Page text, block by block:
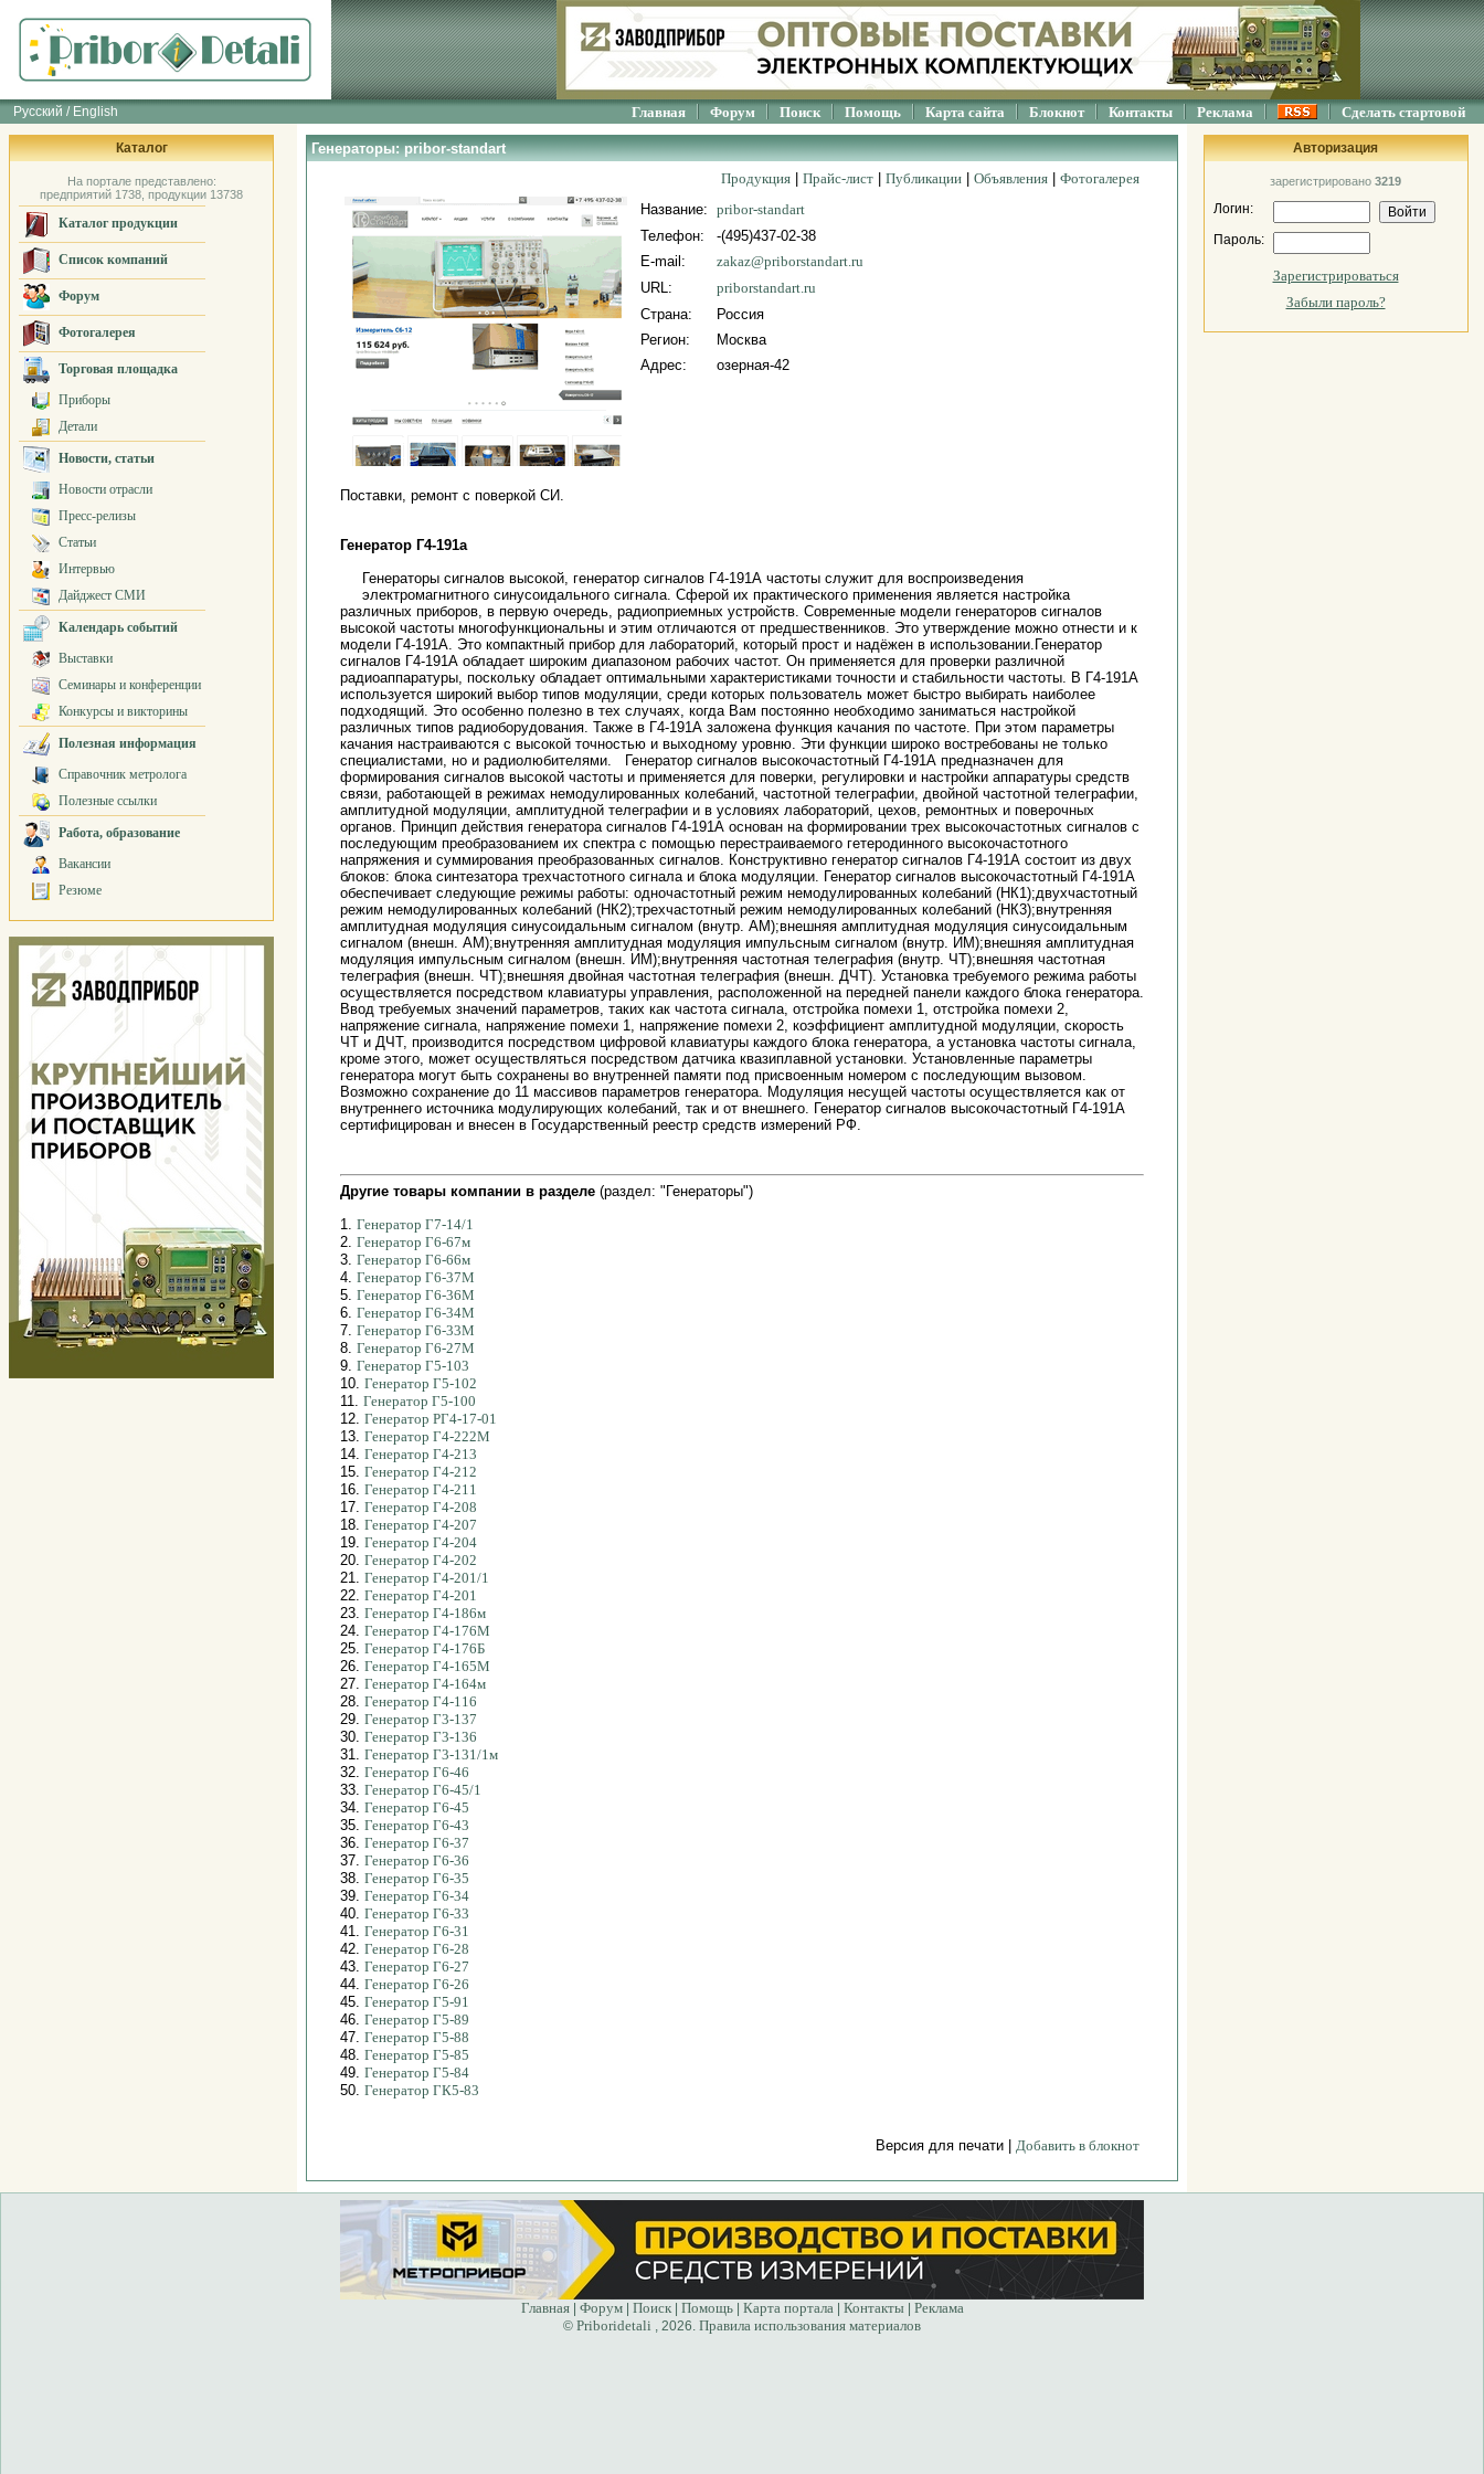
Русский / English Главная Форум Поиск Помощь Карта сайта Блокнот Контакты Реклама Сделать стартовой
Каталог
На портале представлено:
предприятий 1738, продукции 13738
Каталог продукции
Список компаний
Форум
Фотогалерея
Торговая площадка
Приборы
Детали
Новости, статьи
Новости отрасли
Пресс-релизы
Статьи
Интервью
Дайджест СМИ
Календарь событий
Выставки
Семинары и конференции
Конкурсы и викторины
Полезная информация
Справочник метролога
Полезные ссылки
Работа, образование
Вакансии
Резюме
Генераторы: pribor-standart
Продукция
Прайс-лист Публикации Объявления
Фотогалерея
Название: pribor-standart
Телефон:
-(495)437-02-38
E-mail:
zakaz@priborstandart.ru
URL:
priborstandart.ru
Страна:
Россия
Регион:
Москва
Адрес:
озерная-42
Поставки, ремонт с поверкой СИ.
Генератор Г4-191а
Генераторы сигналов высокой, генератор сигналов Г4-191А частоты служит для воспроизведения
электромагнитного синусоидального сигнала. Сферой их практического применения является настройка
различных приборов, в первую очередь, радиоприемных устройств. Современные модели генераторов сигналов
высокой частоты многофункциональны и этим отличаются от предшественников. Это утверждение можно отнести и к
модели Г4-191А. Это компактный прибор для лабораторий, который прост и надёжен в использовании.Генератор
сигналов Г4-191А обладает широким диапазоном рабочих частот. Он применяется для проверки различной
радиоаппаратуры, поскольку обладает оптимальными характеристиками точности и стабильности частоты. В Г4-191А
используется широкий выбор типов модуляции, среди которых пользователь может быстро выбирать наиболее
подходящий. Это особенно полезно в тех случаях, когда Вам постоянно необходимо заниматься настройкой
различных типов радиоборудования. Также в Г4-191А заложена функция качания по частоте. При этом параметры
качания настраиваются с высокой точностью и выходному уровню. Эти функции широко востребованы не только
специалистами, но и радиолюбителями. Генератор сигналов высокочастотный Г4-191А предназначен для
формирования сигналов высокой частоты и применяется для поверки, регулировки и настройки аппаратуры средств
связи, работающей в режимах немодулированных колебаний, частотной телеграфии, двойной частотной телеграфии,
амплитудной модуляции, амплитудной телеграфии и в условиях лабораторий, цехов, ремонтных и поверочных
органов. Принцип действия генератора сигналов Г4-191А основан на формировании трех высокочастотных сигналов с
последующим преобразованием их спектра с помощью перестраиваемого гетеродинного высокочастотного
напряжения и суммирования преобразованных сигналов. Конструктивно генератор сигналов Г4-191А состоит из двух
блоков: блока синтезатора трехчастотного сигнала и блока модуляции. Генератор сигналов высокочастотный Г4-191А
обеспечивает следующие режимы работы: одночастотный режим немодулированных колебаний (НК1);двухчастотный
режим немодулированных колебаний (НК2);трехчастотный режим немодулированных колебаний (НК3);внутренняя
амплитудная модуляция синусоидальным сигналом (внутр. АМ);внешняя амплитудная модуляция синусоидальным
сигналом (внешн. АМ);внутренняя амплитудная модуляция импульсным сигналом (внутр. ИМ);внешняя амплитудная
модуляция импульсным сигналом (внешн. ИМ);внутренняя частотная телеграфия (внутр. ЧТ);внешняя частотная
телеграфия (внешн. ЧТ);внешняя двойная частотная телеграфия (внешн. ДЧТ). Установка требуемого режима работы
осуществляется посредством клавиатуры управления, расположенной на передней панели каждого блока генератора.
Ввод требуемых значений параметров, таких как частота сигнала, отстройка помехи 1, отстройка помехи 2,
напряжение сигнала, напряжение помехи 1, напряжение помехи 2, коэффициент амплитудной модуляции, скорость
ЧТ и ДЧТ, производится посредством цифровой клавиатуры каждого блока генератора, а установка частоты сигнала,
кроме этого, может осуществляться посредством датчика квазиплавной установки. Установленные параметры
генератора могут быть сохранены во внутренней памяти под присвоенным номером с последующим вызовом.
Возможно сохранение до 11 массивов параметров генератора. Модуляция несущей частоты осуществляется как от
внутреннего источника модулирующих колебаний, так и от внешнего. Генератор сигналов высокочастотный Г4-191А
сертифицирован и внесен в Государственный реестр средств измерений РФ.
Другие товары компании в разделе (раздел: "Генераторы")
1. Генератор Г7-14/1
2. Генератор Г6-67м
3. Генератор Г6-66м
4. Генератор Г6-37М
5. Генератор Г6-36М
6. Генератор Г6-34М
7. Генератор Г6-33М
8. Генератор Г6-27М
9. Генератор Г5-103
10. Генератор Г5-102
11. Генератор Г5-100
12. Генератор РГ4-17-01
13. Генератор Г4-222М
14. Генератор Г4-213
15. Генератор Г4-212
16. Генератор Г4-211
17. Генератор Г4-208
18. Генератор Г4-207
19. Генератор Г4-204
20. Генератор Г4-202
21. Генератор Г4-201/1
22. Генератор Г4-201
23. Генератор Г4-186м
24. Генератор Г4-176М
25. Генератор Г4-176Б
26. Генератор Г4-165М
27. Генератор Г4-164м
28. Генератор Г4-116
29. Генератор Г3-137
30. Генератор Г3-136
31. Генератор Г3-131/1м
32. Генератор Г6-46
33. Генератор Г6-45/1
34. Генератор Г6-45
35. Генератор Г6-43
36. Генератор Г6-37
37. Генератор Г6-36
38. Генератор Г6-35
39. Генератор Г6-34
40. Генератор Г6-33
41. Генератор Г6-31
42. Генератор Г6-28
43. Генератор Г6-27
44. Генератор Г6-26
45. Генератор Г5-91
46. Генератор Г5-89
47. Генератор Г5-88
48. Генератор Г5-85
49. Генератор Г5-84
50. Генератор ГК5-83
Версия для печати | Добавить в блокнот
Авторизация
зарегистрировано 3219
Логин:
Пароль:
Зарегистрироваться
Забыли пароль?
Главная| Форум| Поиск| Помощь| Карта портала| Контакты| Реклама
© Priboridetali , 2026. Правила использования материалов